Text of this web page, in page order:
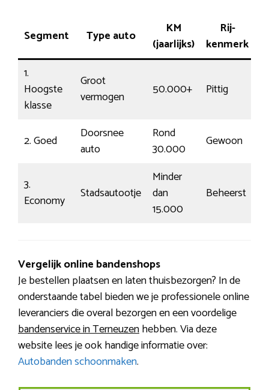
Segment Type auto
KM
(jaarlijks)
Rij-
kenmerk
1.
Hoogste
klasse
Groot
vermogen
50.000+ Pittig
2. Goed
Doorsnee
auto
Rond
30.000
Gewoon
3.
Economy
Stadsautootje
Minder
dan
15.000
Beheerst
Vergelijk online bandenshops
Je bestellen plaatsen en laten thuisbezorgen? In de
onderstaande tabel bieden we je professionele online
leveranciers die overal bezorgen en een voordelige
bandenservice in Terneuzenhebben. Via deze
website lees je ook handige informatie over:
Autobanden schoonmaken.